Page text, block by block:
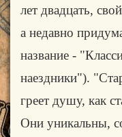
лет двадцать,
а недавно
название -
наездники").
греет душу, как
Они уникальны,